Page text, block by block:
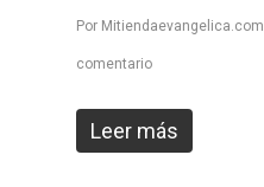
Por Mitiendaevangelica.com
comentario
Leer más